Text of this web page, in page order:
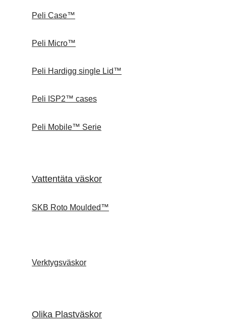
Peli Case™
Peli Micro™
Peli Hardigg single Lid™
Peli ISP2™ cases
Peli Mobile™ Serie
Vattentäta väskor
SKB Roto Moulded™
Verktygsväskor
Olika Plastväskor